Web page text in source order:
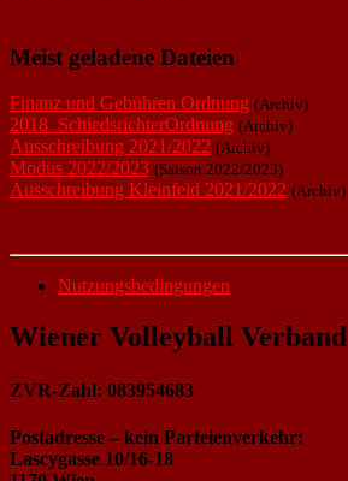
Meist geladene Dateien
Finanz und Gebühren Ordnung (Archiv)
2018_SchiedsrichterOrdnung (Archiv)
Ausschreibung 2021/2022 (Archiv)
Modus 2022/2023 (Saison 2022/2023)
Ausschreibung Kleinfeld 2021/2022 (Archiv)
Nutzungsbedingungen
Wiener Volleyball Verband
ZVR-Zahl: 083954683
Postadresse – kein Parteienverkehr:
Lascygasse 10/16-18